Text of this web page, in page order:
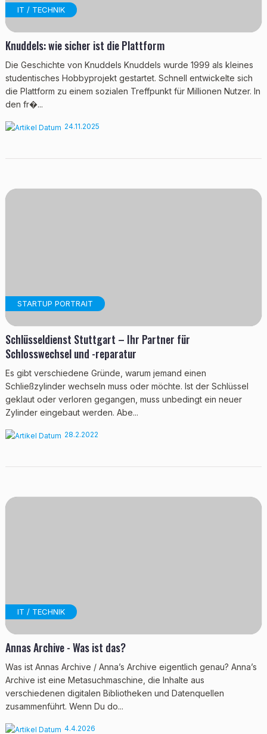
IT / TECHNIK
Knuddels: wie sicher ist die Plattform
Die Geschichte von Knuddels Knuddels wurde 1999 als kleines
studentisches Hobbyprojekt gestartet. Schnell entwickelte sich
die Plattform zu einem sozialen Treffpunkt für Millionen Nutzer. In
den fr�...
24.11.2025
STARTUP PORTRAIT
Schlüsseldienst Stuttgart – Ihr Partner für
Schlosswechsel und -reparatur
Es gibt verschiedene Gründe, warum jemand einen
Schließzylinder wechseln muss oder möchte. Ist der Schlüssel
geklaut oder verloren gegangen, muss unbedingt ein neuer
Zylinder eingebaut werden. Abe...
28.2.2022
IT / TECHNIK
Annas Archive - Was ist das?
Was ist Annas Archive / Anna’s Archive eigentlich genau? Anna’s
Archive ist eine Metasuchmaschine, die Inhalte aus
verschiedenen digitalen Bibliotheken und Datenquellen
zusammenführt. Wenn Du do...
4.4.2026